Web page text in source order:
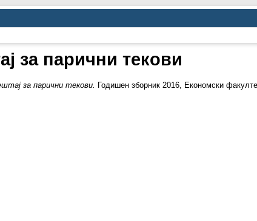
за парични текови
за парични текови.
Годишен зборник 2016, Економски